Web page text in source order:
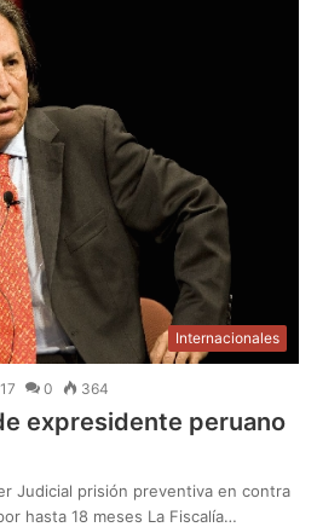
Internacionales
0 364
expresidente peruano
Judicial prisión preventiva en contra
hasta 18 meses La Fiscalía…